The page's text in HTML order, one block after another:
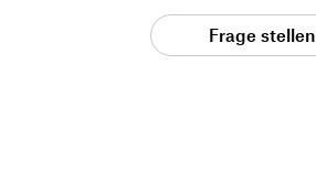
Frage stellen